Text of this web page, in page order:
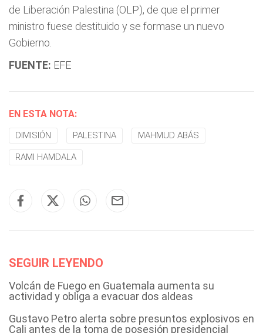
de Liberación Palestina (OLP), de que el primer
ministro fuese destituido y se formase un nuevo
Gobierno.
FUENTE: EFE
EN ESTA NOTA:
DIMISIÓN PALESTINA MAHMUD ABÁS
RAMI HAMDALA
SEGUIR LEYENDO
Volcán de Fuego en Guatemala aumenta su
actividad y obliga a evacuar dos aldeas
Gustavo Petro alerta sobre presuntos explosivos en
Cali antes de la toma de posesión presidencial